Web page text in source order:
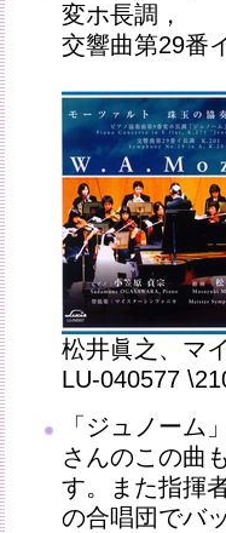
変ホ長調，
交響曲第29番
松井眞之、マ
LU-040577
「ジュノーム
さんのこの曲
す。また指揮
の合唱団でバ